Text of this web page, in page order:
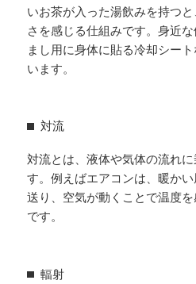
いお茶が入った湯飲みを持つ
さを感じる仕組みです。身近
まし用に身体に貼る冷却シー
います。
対流
対流とは、液体や気体の流れ
す。例えばエアコンは、暖か
送り、空気が動くことで温度
です。
輻射